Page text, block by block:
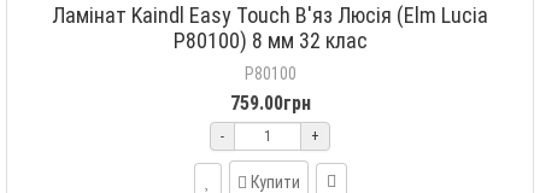
Ламінат Kaindl Easy Touch В'яз Люсія (Elm Lucia
P80100) 8 мм 32 клас
P80100
759.00грн
- +
Купити